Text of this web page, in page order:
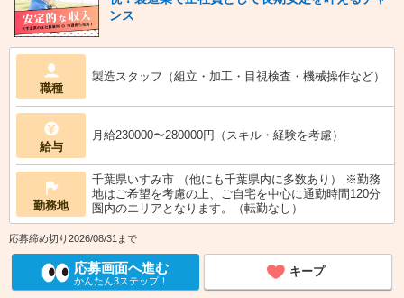
ンス
職種
製造スタッフ（組立・加工・目視検査・機械操作など）
給与
月給230000〜280000円（スキル・経験を考慮）
勤務地
千葉県いすみ市 （他にも千葉県内に多数あり） ※勤務
地はご希望を考慮の上、ご自宅を中心に通勤時間120分
圏内のエリアとなります。（転勤なし）
応募締め切り2026/08/31まで
応募画面へ進む
かんたん3ステップ！
キープ